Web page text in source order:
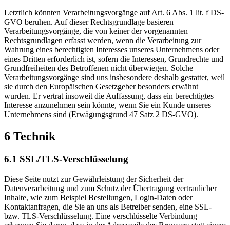
Letztlich könnten Verarbeitungsvorgänge auf Art. 6 Abs. 1 lit. f DS-
GVO beruhen. Auf dieser Rechtsgrundlage basieren
Verarbeitungsvorgänge, die von keiner der vorgenannten
Rechtsgrundlagen erfasst werden, wenn die Verarbeitung zur
Wahrung eines berechtigten Interesses unseres Unternehmens oder
eines Dritten erforderlich ist, sofern die Interessen, Grundrechte und
Grundfreiheiten des Betroffenen nicht überwiegen. Solche
Verarbeitungsvorgänge sind uns insbesondere deshalb gestattet, weil
sie durch den Europäischen Gesetzgeber besonders erwähnt
wurden. Er vertrat insoweit die Auffassung, dass ein berechtigtes
Interesse anzunehmen sein könnte, wenn Sie ein Kunde unseres
Unternehmens sind (Erwägungsgrund 47 Satz 2 DS-GVO).
6 Technik
6.1 SSL/TLS-Verschlüsselung
Diese Seite nutzt zur Gewährleistung der Sicherheit der
Datenverarbeitung und zum Schutz der Übertragung vertraulicher
Inhalte, wie zum Beispiel Bestellungen, Login-Daten oder
Kontaktanfragen, die Sie an uns als Betreiber senden, eine SSL-
bzw. TLS-Verschlüsselung. Eine verschlüsselte Verbindung